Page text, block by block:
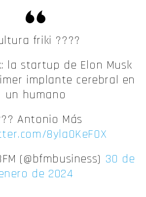
friki ????
la startup de Elon Musk
implante cerebral en
un humano
Antonio Más
8yla0KeF0X
(@bfmbusiness) 30 de
de 2024